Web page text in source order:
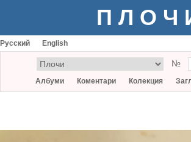
Русский English
№
Албуми Коментари Колекция